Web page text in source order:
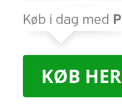
KØB HER